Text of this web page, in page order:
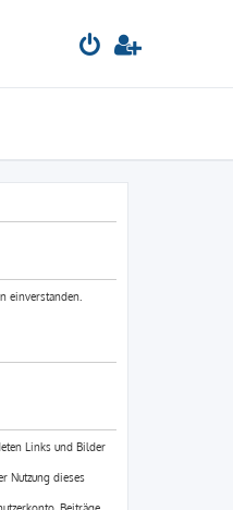
einverstanden.
Links und Bilder
Nutzung dieses